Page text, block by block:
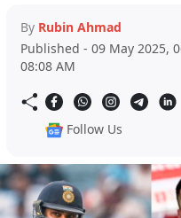
By Rubin Ahmad
Published - 09 May 2025,
08:08 AM
Follow Us